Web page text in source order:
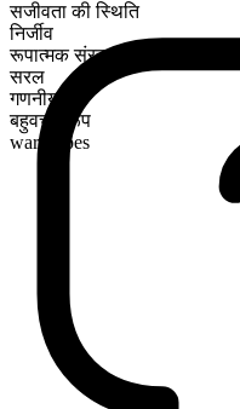
सजीवता की स्थिति
निर्जीव
रूपात्मक संरचना
सरल
गणनीय
बहुवचन रूप
wardrobes